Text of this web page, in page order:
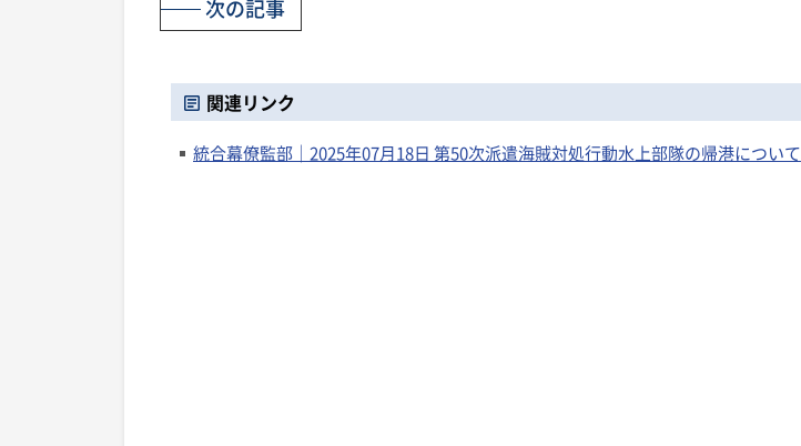
次の記事
関連リンク
統合幕僚監部｜2025年07月18日 第50次派遣海賊対処行動水上部隊の帰港について